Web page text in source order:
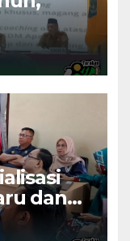
dan